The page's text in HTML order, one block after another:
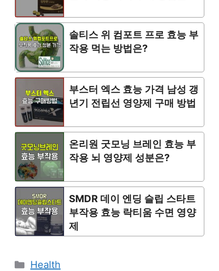
솔티스 위 컴포트 프로 효능 부
작용 먹는 방법은?
부스터 엑스 효능 가격 남성 갱
년기 전립선 영양제 구매 방법
온리원 굿모닝 브레인 효능 부
작용 뇌 영양제 성분은?
SMDR 데이 엔딩 슬립 스타트
부작용 효능 락티움 수면 영양
제
Categories
Health